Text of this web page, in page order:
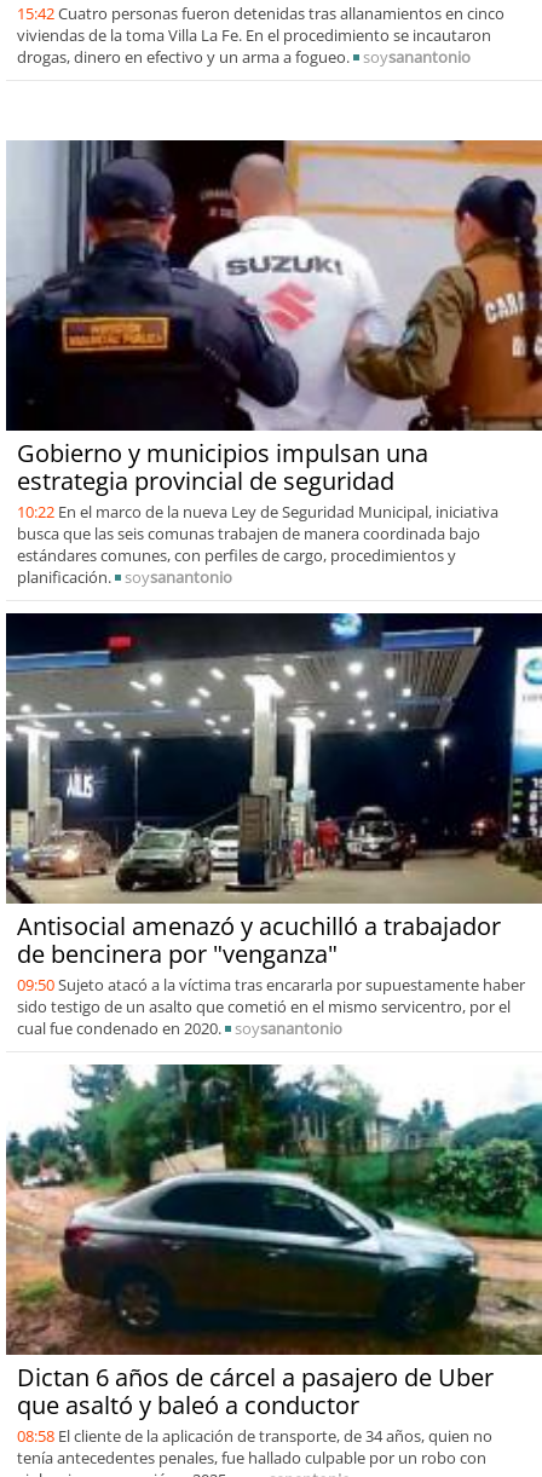
15:42Cuatro personas fueron detenidas tras allanamientos en cinco
viviendas de la toma Villa La Fe. En el procedimiento se incautaron
drogas, dinero en efectivo y un arma a fogueo.
soysanantonio
Gobierno y municipios impulsan una
estrategia provincial de seguridad
10:22 En el marco de la nueva Ley de Seguridad Municipal, iniciativa
busca que las seis comunas trabajen de manera coordinada bajo
estándares comunes, con perfiles de cargo, procedimientos y
planificación.
soysanantonio
Antisocial amenazó y acuchilló a trabajador
de bencinera por "venganza"
09:50Sujeto atacó a la víctima tras encararla por supuestamente haber
sido testigo de un asalto que cometió en el mismo servicentro, por el
cual fue condenado en 2020.
soysanantonio
Dictan 6 años de cárcel a pasajero de Uber
que asaltó y baleó a conductor
08:58 El cliente de la aplicación de transporte, de 34 años, quien no
tenía antecedentes penales, fue hallado culpable por un robo con